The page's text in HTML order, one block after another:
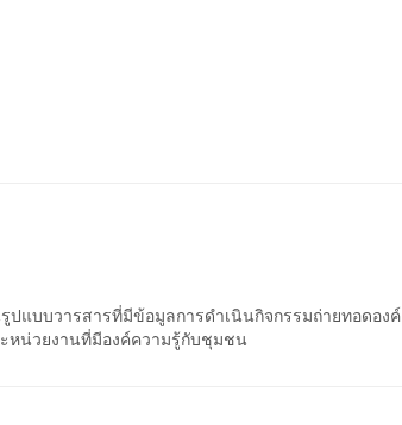
แบบวารสารที่มีข้อมูลการดำเนินกิจกรรมถ่ายทอดองค์
หน่วยงานที่มีองค์ความรู้กับชุมชน